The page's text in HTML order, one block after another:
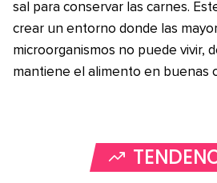
sal para conservar las carnes.
crear un entorno donde las
microorganismos no puede vivir,
mantiene el alimento en buenas